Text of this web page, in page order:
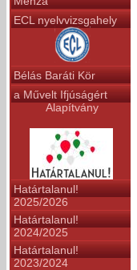
ECL nyelvvizsgahely
Bélás Baráti Kör
a Művelt Ifjúságért
Alapítvány
Határtalanul!
2025/2026
Határtalanul!
2024/2025
Határtalanul!
2023/2024